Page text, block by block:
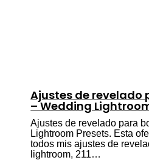
Ajustes de revelado
– Wedding
Ajustes de revelado para
Lightroom Presets. Esta
todos mis ajustes de
lightroom, 211…